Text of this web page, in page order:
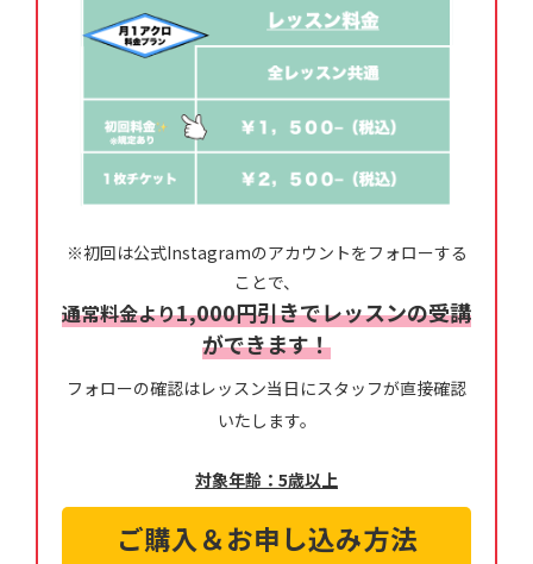
※初回は公式Instagramのアカウントをフォローする
ことで、
通常料金より1,000円引きでレッスンの受講
ができます！
フォローの確認はレッスン当日にスタッフが直接確認
いたします。
対象年齢：5歳以上
ご購入＆お申し込み方法